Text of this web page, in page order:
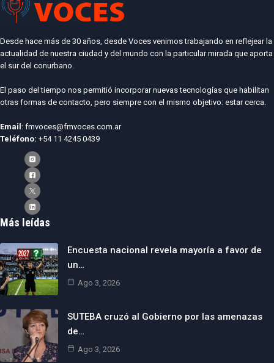
Desde hace más de 30 años, desde Voces venimos trabajando en reflejear la
actualidad de nuestra ciudad y del mundo con la particular mirada que aporta
el sur del conurbano.
El paso del tiempo nos permitió incorporar nuevas tecnologías que habilitan
otras formas de contacto, pero siempre con el mismo objetivo: estar cerca.
Email : fmvoces@fmvoces.com.ar
Teléfono: +54 11 4245 0439
Más leídas
Encuesta nacional revela mayoría a favor de
un…
Ago 3, 2026
SUTEBA cruzó al Gobierno por las amenazas
de…
Ago 3, 2026